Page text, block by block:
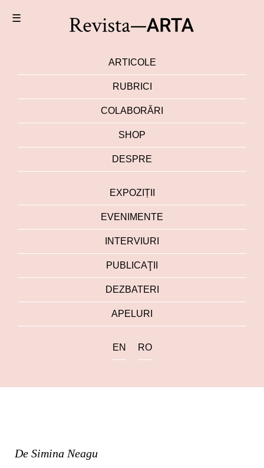
☰
ARTICOLE
RUBRICI
COLABORĂRI
SHOP
DESPRE
EXPOZIȚII
EVENIMENTE
INTERVIURI
PUBLICAŢII
DEZBATERI
APELURI
EN RO
De Simina Neagu